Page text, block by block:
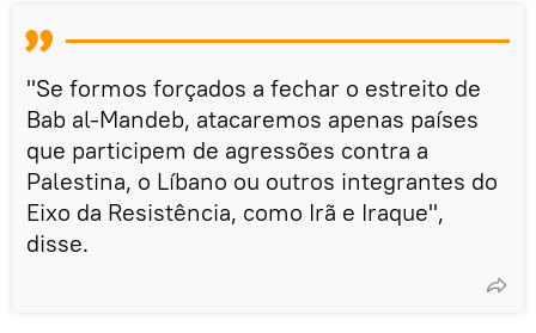
"Se formos forçados a fechar o estreito de
Bab al-Mandeb, atacaremos apenas países
que participem de agressões contra a
Palestina, o Líbano ou outros integrantes do
Eixo da Resistência, como Irã e Iraque",
disse.